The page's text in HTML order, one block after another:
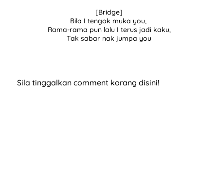
[Bridge]
Bila I tengok muka you,
Rama-rama pun lalu I terus jadi kaku,
Tak sabar nak jumpa you
Sila tinggalkan comment korang disini!